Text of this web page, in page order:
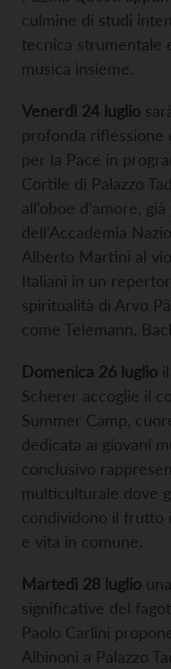
culmine di studi
tecnica strumentale
musica insieme.
Venerdì 24 luglio
profonda riflessione
per la Pace in
Cortile di Palazzo
all’oboe d’amore,
dell’Accademia
Alberto Martini al
Italiani in un
spiritualità di Arvo
come Telemann,
Domenica 26 luglio
Scherer accoglie il
Summer Camp,
dedicata ai giovani
conclusivo
multiculturale dove
condividono il frutto
e vita in comune.
Martedì 28 luglio
significative del
Paolo Carlini
Albinoni a Palazzo